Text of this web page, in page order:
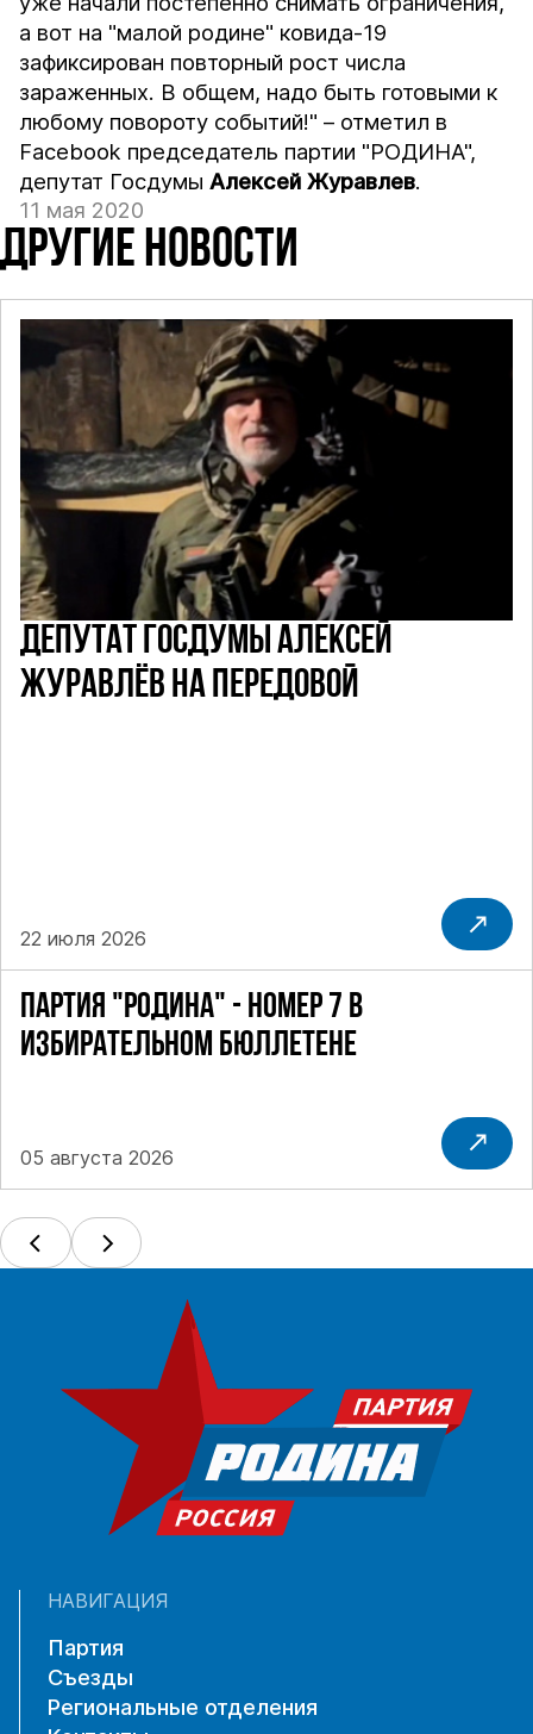
а вот на "малой родине" ковида-19
зафиксирован повторный рост числа
зараженных. В общем, надо быть готовыми к
любому повороту событий!" – отметил в
Facebook председатель партии "РОДИНА",
депутат ГосдумыАлексей Журавлев.
11 мая 2020
ДРУГИЕ НОВОСТИ
ПАРТИЯ "РОДИНА" - НОМЕР 7 В
ИЗБИРАТЕЛЬНОМ БЮЛЛЕТЕНЕ
05 августа 2026
ДЕПУТАТ ГОСДУМЫ АЛЕКСЕЙ
ЖУРАВЛЁВ НА ПЕРЕДОВОЙ
22 июля 2026
НАВИГАЦИЯ
Партия
Съезды
Региональные отделения